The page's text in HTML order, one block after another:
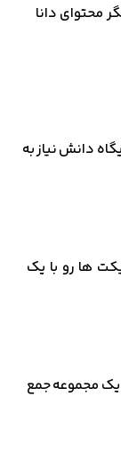
محتوای دانا
دانش نیاز به
ها رو با یک
یک مجموعه جمع